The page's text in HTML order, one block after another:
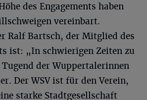
des Engagements haben
vereinbart.
Ralf Bartsch, der Mitglied des
ist: „In schwierigen Zeiten zu
der Wuppertalerinnen
Der WSV ist für den Verein,
starke Stadtgesellschaft